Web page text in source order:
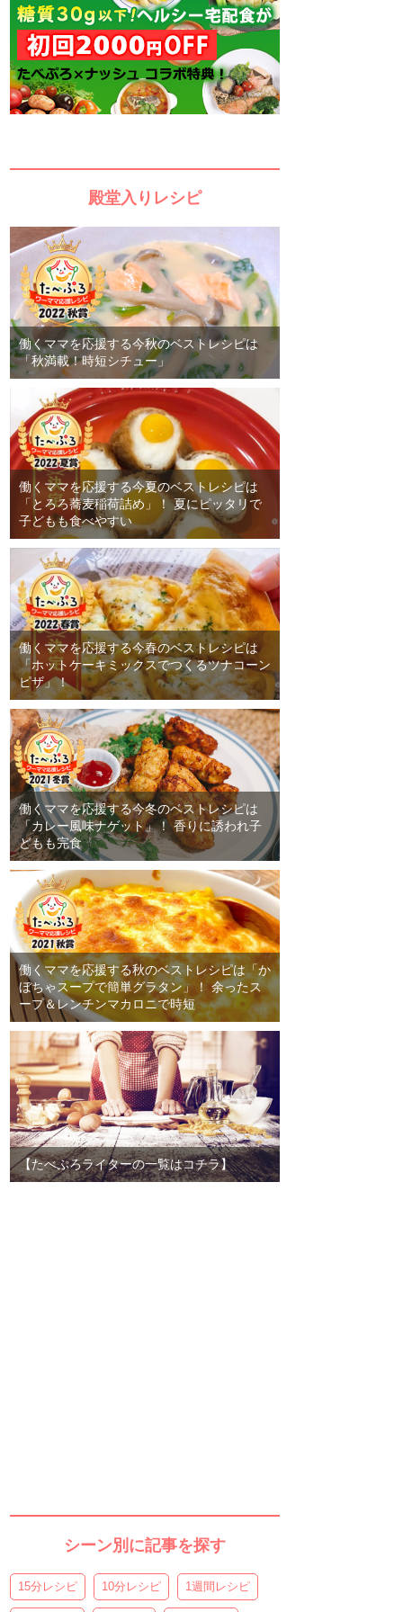
殿堂入りレシピ
働くママを応援する今秋のベストレシピは
「秋満載！時短シチュー」
働くママを応援する今夏のベストレシピは
「とろろ蕎麦稲荷詰め」！ 夏にピッタリで
子どもも食べやすい
働くママを応援する今春のベストレシピは
「ホットケーキミックスでつくるツナコーン
ピザ」！
働くママを応援する今冬のベストレシピは
「カレー風味ナゲット」！ 香りに誘われ子
どもも完食
働くママを応援する秋のベストレシピは「か
ぼちゃスープで簡単グラタン」！ 余ったス
ープ＆レンチンマカロニで時短
【たべぷろライターの一覧はコチラ】
シーン別に記事を探す
15分レシピ 10分レシピ 1週間レシピ